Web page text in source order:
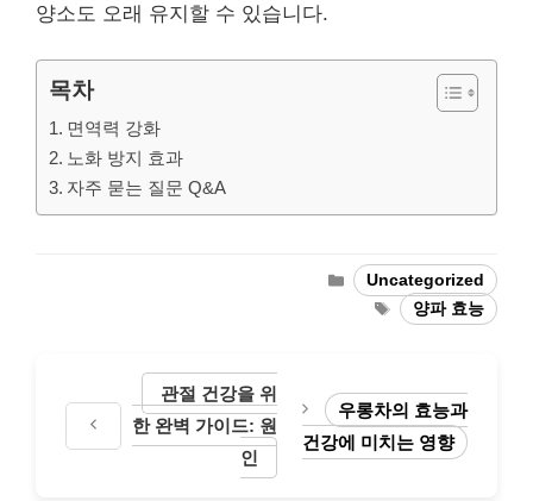
양소도 오래 유지할 수 있습니다.
목차
면역력 강화
노화 방지 효과
자주 묻는 질문 Q&A
Categories
Uncategorized
Tags양파 효능
관절 건강을 위
한 완벽 가이드: 원
인
우롱차의 효능과
건강에 미치는 영향